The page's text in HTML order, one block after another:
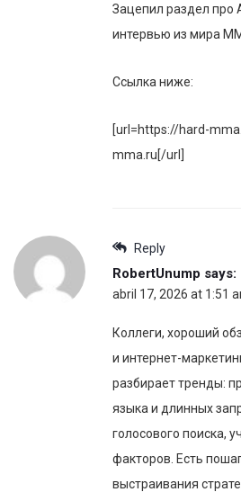
Зацепил раздел про
интервью из мира
Ссылка ниже:
[url=https://hard-
mma.ru[/url]
Reply
RobertUnump says:
abril 17, 2026 at 1:51
Коллеги, хороший
и интернет-
разбирает тренды:
языка и длинных
голосового поиска,
факторов. Есть
выстраивания